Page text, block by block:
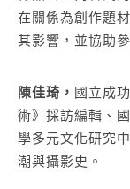
在關係為創作題
其影響，並協助
陳佳琦， 國立成
術》採訪編輯、
學多元文化研究
潮與攝影史。